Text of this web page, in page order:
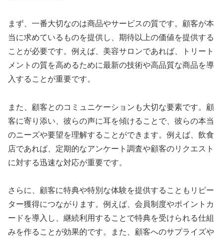
まず、一番大切なのは商品やサービスの質です。顧客が本
当に求めているものを提供し、期待以上の価値を提供する
ことが必要です。例えば、美容サロンであれば、トリート
メントの質を高めるために最新の技術や高品質な商品を導
入することが重要です。
また、顧客とのコミュニケーションも大切な要素です。顧
客に寄り添い、彼らの声に耳を傾けることで、彼らの本当
のニーズや要望を理解することができます。例えば、飲食
店であれば、定期的なアンケート調査や顧客のリクエスト
に対する迅速な対応が重要です。
さらに、顧客に特典や特別な体験を提供することもリピー
ター獲得につながります。例えば、会員制度やポイントカ
ードを導入し、継続利用することで特典を受けられる仕組
みを作ることが効果的です。また、顧客へのサプライズや